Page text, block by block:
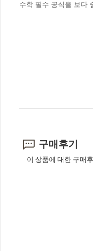
수학 필수 공식을 보다
구매후기
이 상품에 대한 구매